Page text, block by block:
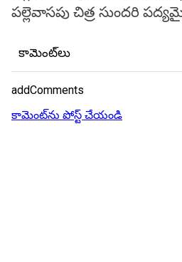
పల్లెవాసపు చిత్ర సుందరి
కామెంట్‌లు
addComments
కామెంట్‌ను పోస్ట్ చేయండి